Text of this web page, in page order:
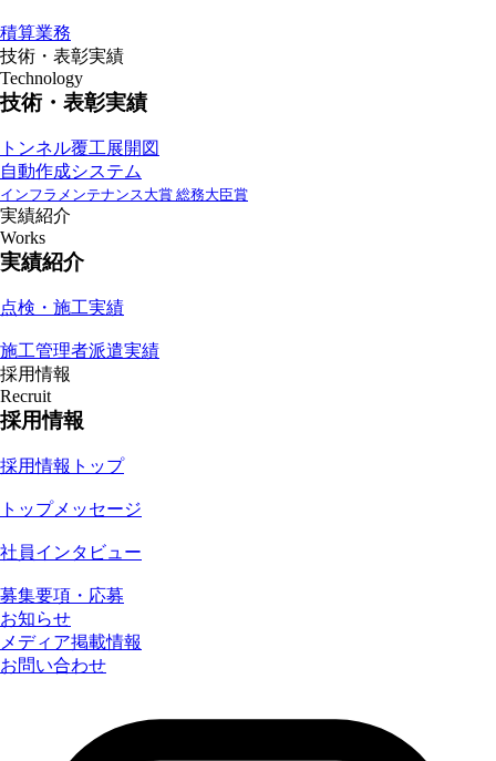
積算業務
技術・表彰実績
Technology
技術・表彰実績
トンネル覆工展開図
自動作成システム
インフラメンテナンス大賞 総務大臣賞
実績紹介
Works
実績紹介
点検・施工実績
施工管理者派遣実績
採用情報
Recruit
採用情報
採用情報トップ
トップメッセージ
社員インタビュー
募集要項・応募
お知らせ
メディア掲載情報
お問い合わせ